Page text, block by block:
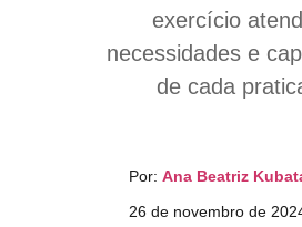
exercício
necessidades e
de cada
Por: Ana Beatriz
26 de novembro de